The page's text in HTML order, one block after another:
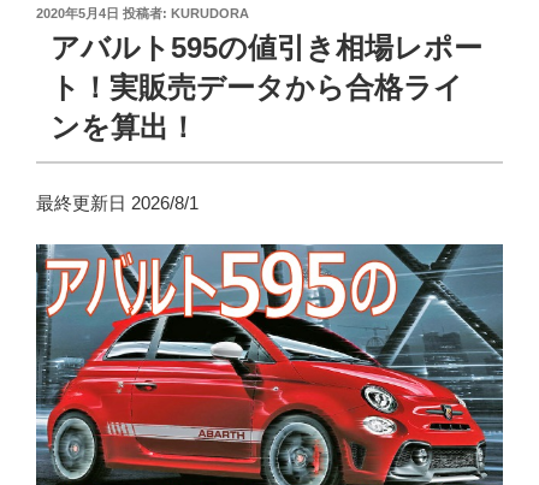
投
2020年5月4日 投稿者: KURUDORA
アバルト595の値引き相場レポー
ト！実販売データから合格ライ
ンを算出！
最終更新日 2026/8/1